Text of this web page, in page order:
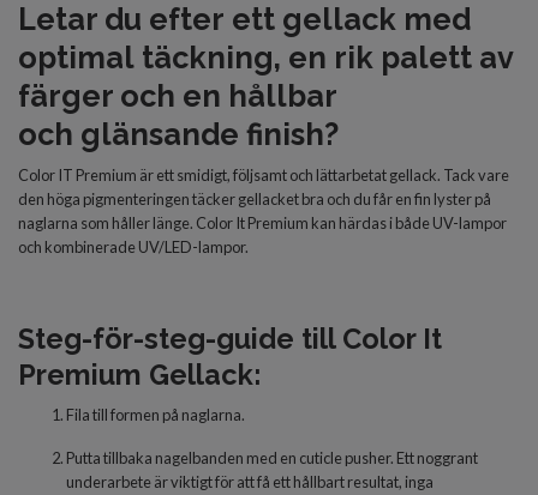
Letar du efter ett gellack med
optimal täckning, en rik palett av
färger och en hållbar
och glänsande finish?
Color IT Premium är ett smidigt, följsamt och lättarbetat gellack. Tack vare
den höga pigmenteringen täcker gellacket bra och du får en fin lyster på
naglarna som håller länge. Color It Premium kan härdas i både UV-lampor
och kombinerade UV/LED-lampor.
Steg-för-steg-guide till Color It
Premium Gellack:
Fila till formen på naglarna.
Putta tillbaka nagelbanden med en cuticle pusher. Ett noggrant
underarbete är viktigt för att få ett hållbart resultat, inga